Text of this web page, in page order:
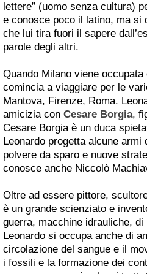
lettere” (uomo senza cultura)
e conosce poco il latino, ma si
che lui tira fuori il sapere
parole degli altri.
Quando Milano viene
comincia a viaggiare per le
Mantova, Firenze, Roma.
amicizia con Cesare Borgia,
Cesare Borgia è un duca
Leonardo progetta alcune armi
polvere da sparo e nuove
conosce anche Niccolò
Oltre ad essere pittore,
è un grande scienziato e
guerra, macchine idrauliche,
Leonardo si occupa anche di
circolazione del sangue e il
i fossili e la formazione dei